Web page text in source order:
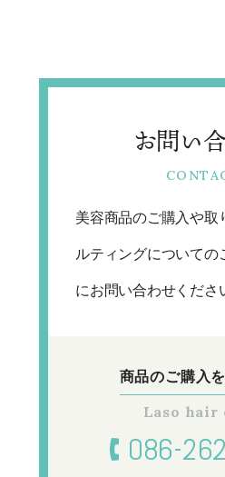
お問い
美容商品のご購入や取
ルティングについての
にお問い合わせくださ
商品のご購入
086-